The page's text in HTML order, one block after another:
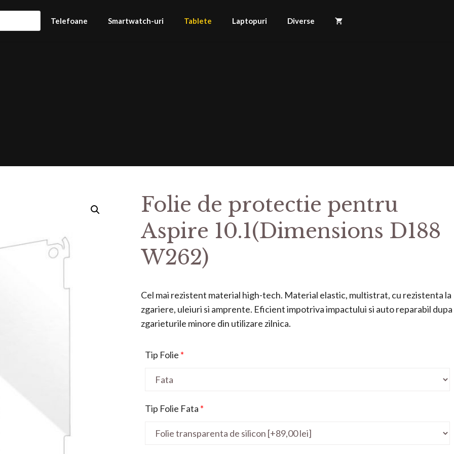
Telefoane Smartwatch-uri Tablete Laptopuri Diverse
Folie de protectie pentru
Aspire 10.1(Dimensions D188
W262)
Cel mai rezistent material high-tech. Material elastic, multistrat, cu rezistenta la
zgariere, uleiuri si amprente. Eficient impotriva impactului si auto reparabil dupa
zgarieturile minore din utilizare zilnica.
Tip Folie *
Tip Folie Fata *